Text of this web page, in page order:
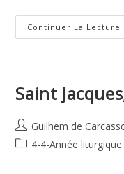
Continuer La Lecture
Saint
Auteur/autrice
de
Guilhem de
Post4-4-Année liturgique